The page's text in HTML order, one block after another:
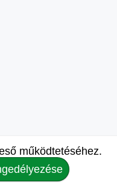
működtetéséhez.